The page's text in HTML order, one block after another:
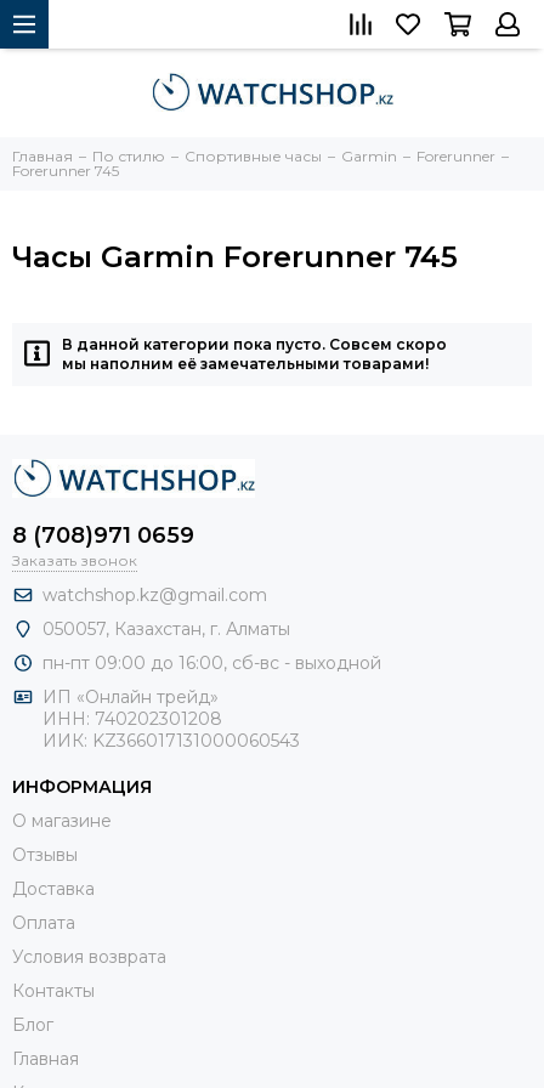
Главная По стилю Спортивные часы Garmin
Forerunner
Forerunner 745
Часы Garmin Forerunner 745
В данной категории пока пусто. Совсем скоро
мы наполним её замечательными товарами!
8 (708)971 0659
Заказать звонок
watchshop.kz@gmail.com
050057, Казахстан, г. Алматы
пн-пт 09:00 до 16:00, сб-вс - выходной
ИП «Онлайн трейд»
ИНН: 740202301208
ИИК: KZ366017131000060543
ИНФОРМАЦИЯ
О магазине
Отзывы
Доставка
Оплата
Условия возврата
Контакты
Блог
Главная